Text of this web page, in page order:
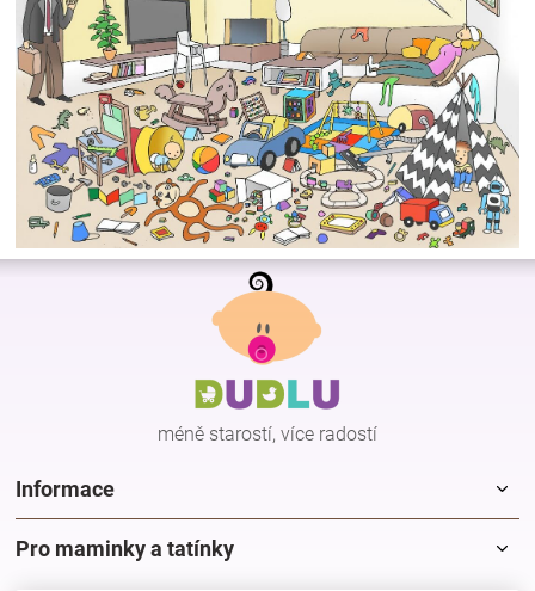
Z
méně starostí, více radostí
Informace
Pro maminky a tatínky